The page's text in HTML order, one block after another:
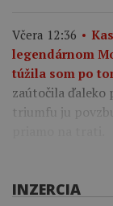
Včera 12:36
legendárnom
túžila som po
zaútočila
triumfu ju
INZERCIA